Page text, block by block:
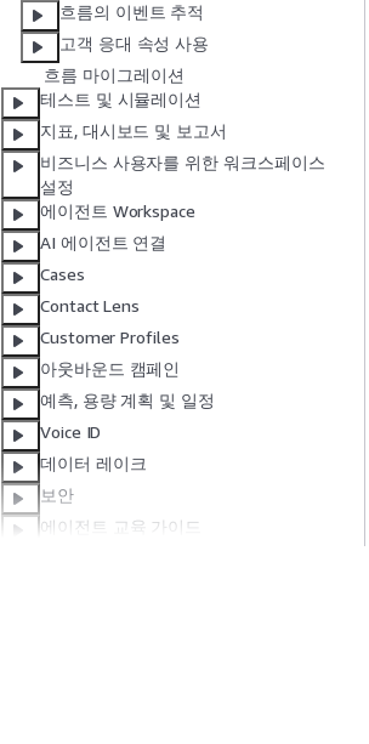
흐름의 이벤트 추적
고객 응대 속성 사용
흐름 마이그레이션
테스트 및 시뮬레이션
지표, 대시보드 및 보고서
비즈니스 사용자를 위한 워크스페이스
설정
에이전트 Workspace
AI 에이전트 연결
Cases
Contact Lens
Customer Profiles
아웃바운드 캠페인
예측, 용량 계획 및 일정
Voice ID
데이터 레이크
보안
에이전트 교육 가이드